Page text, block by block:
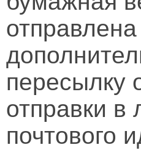
пересылку
отправки в
почтового